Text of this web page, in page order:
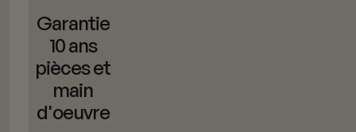
Garantie
10 ans
pièces et
main
d'oeuvre